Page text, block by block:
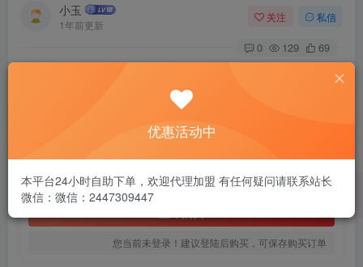
小玉
1年前更新
关注 私信
0 129 69
二年级上册语文暑假必做《连词成句》专项练习
此内容为付费阅读，请付费后查看
1.99
黄金会员免费
您当前未登录！建议登陆后购买，可保存购买订单
已售 26
优惠活动中
本平台24小时自助下单，欢迎代理加盟 有任何疑问请联系站长
微信：微信：2447309447